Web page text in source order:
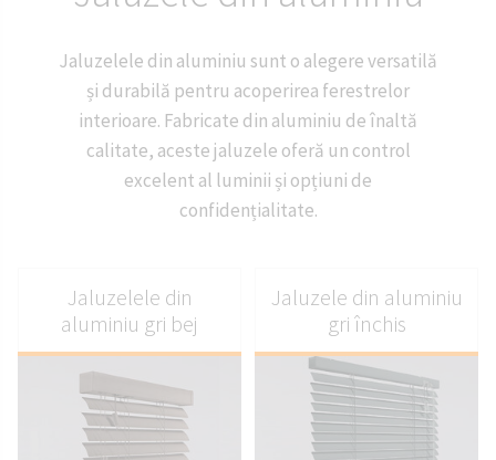
Jaluzelele din aluminiu sunt o alegere versatilă
și durabilă pentru acoperirea ferestrelor
interioare. Fabricate din aluminiu de înaltă
calitate, aceste jaluzele oferă un control
excelent al luminii și opțiuni de
confidențialitate.
Jaluzelele din
aluminiu gri bej
Jaluzele din aluminiu
gri închis